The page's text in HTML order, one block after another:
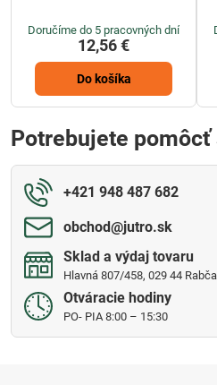
Doručíme do 5 pracovných dní
12,56 €
Do košíka
Potrebujete pomôcť
+421 948 487 682
obchod​@jutro​.sk
Sklad a výdaj tovaru
Hlavná 807/458, 029 44 Rabča
Otváracie hodiny
PO- PIA 8:00 – 15:30